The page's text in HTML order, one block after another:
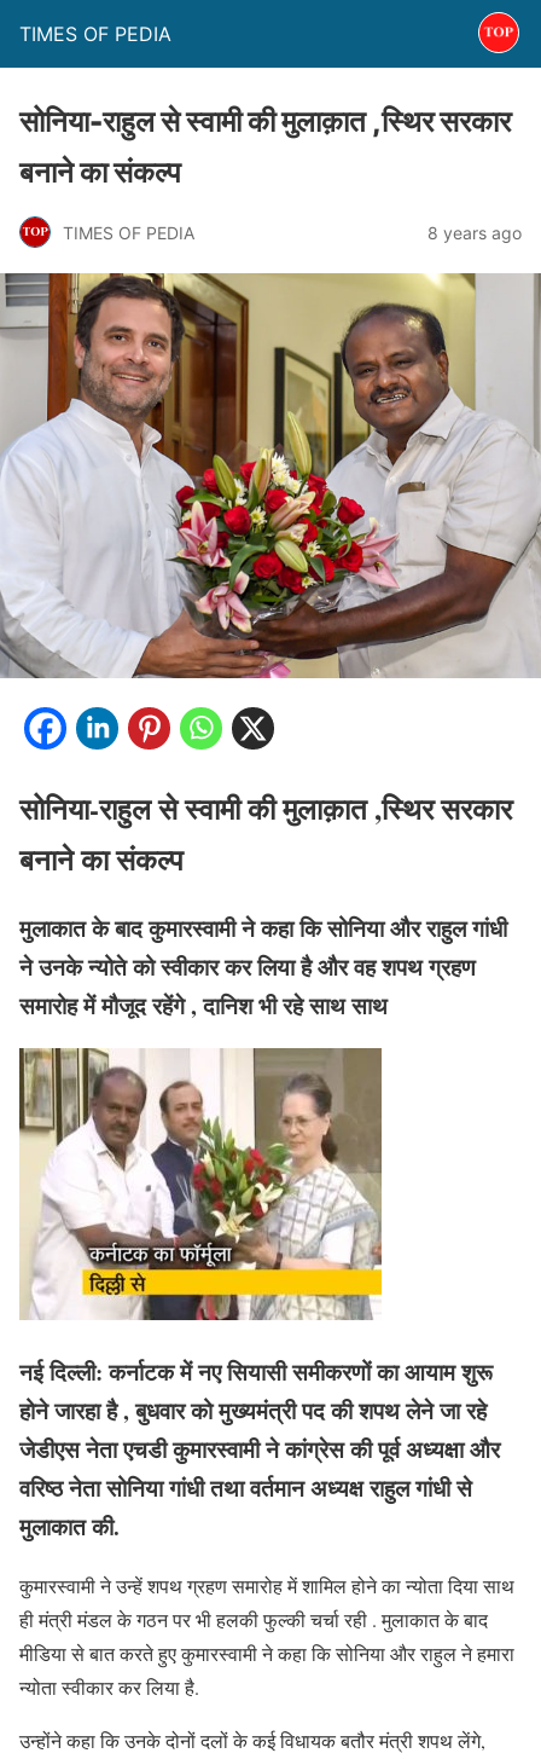
TIMES OF PEDIA
सोनिया-राहुल से स्वामी की मुलाक़ात ,स्थिर सरकार
बनाने का संकल्प
TIMES OF PEDIA 8 years ago
सोनिया-राहुल से स्वामी की मुलाक़ात ,स्थिर सरकार
बनाने का संकल्प
मुलाकात के बाद कुमारस्वामी ने कहा कि सोनिया और राहुल गांधी
ने उनके न्योते को स्वीकार कर लिया है और वह शपथ ग्रहण
समारोह में मौजूद रहेंगे , दानिश भी रहे साथ साथ
नई दिल्ली: कर्नाटक में नए सियासी समीकरणों का आयाम शुरू
होने जारहा है , बुधवार को मुख्यमंत्री पद की शपथ लेने जा रहे
जेडीएस नेता एचडी कुमारस्वामी ने कांग्रेस की पूर्व अध्यक्षा और
वरिष्ठ नेता सोनिया गांधी तथा वर्तमान अध्यक्ष राहुल गांधी से
मुलाकात की.
कुमारस्वामी ने उन्हें शपथ ग्रहण समारोह में शामिल होने का न्योता दिया साथ
ही मंत्री मंडल के गठन पर भी हलकी फुल्की चर्चा रही . मुलाकात के बाद
मीडिया से बात करते हुए कुमारस्वामी ने कहा कि सोनिया और राहुल ने हमारा
न्योता स्वीकार कर लिया है.
उन्होंने कहा कि उनके दोनों दलों के कई विधायक बतौर मंत्री शपथ लेंगे,